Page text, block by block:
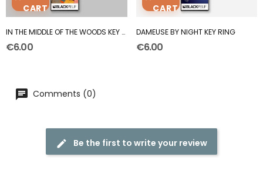
CART
IN THE MIDDLE OF THE WOODS KEY RING
€6.00
CART
DAMEUSE BY NIGHT KEY RING
€6.00
Comments (0)
Be the first to write your review